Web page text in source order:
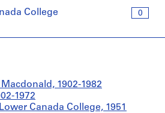
0
College
1902-1982
1972
Canada College, 1951